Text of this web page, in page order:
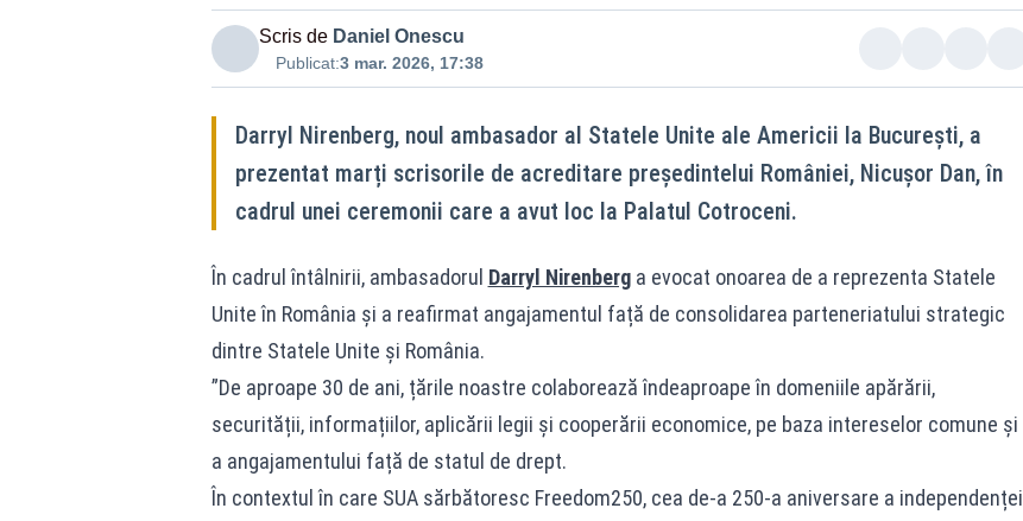
Scris de Daniel Onescu
Publicat:3 mar. 2026, 17:38
Darryl Nirenberg, noul ambasador al Statele Unite ale Americii la București, a
prezentat marți scrisorile de acreditare președintelui României, Nicușor Dan, în
cadrul unei ceremonii care a avut loc la Palatul Cotroceni.
În cadrul întâlnirii, ambasadorul Darryl Nirenberga evocat onoarea de a reprezenta Statele
Unite în România și a reafirmat angajamentul față de consolidarea parteneriatului strategic
dintre Statele Unite și România.
”De aproape 30 de ani, țările noastre colaborează îndeaproape în domeniile apărării,
securității, informațiilor, aplicării legii și cooperării economice, pe baza intereselor comune și
a angajamentului față de statul de drept.
În contextul în care SUA sărbătoresc Freedom250, cea de-a 250-a aniversare a independenței